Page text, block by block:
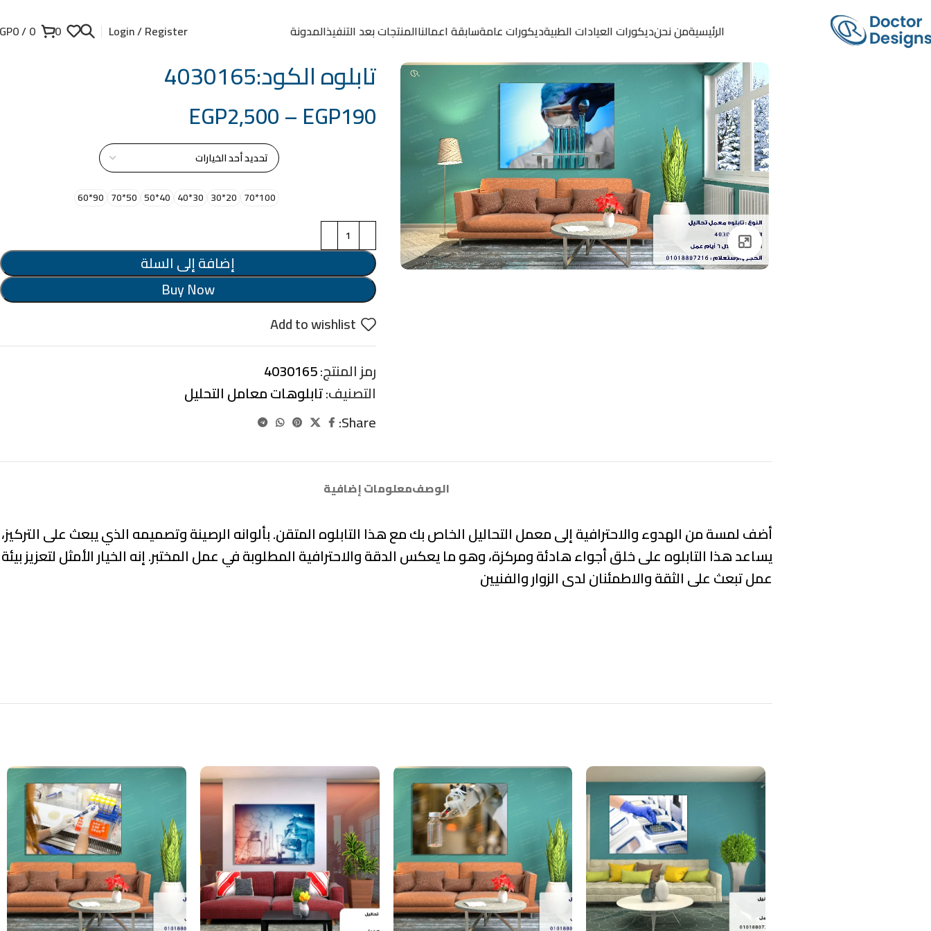
الرئيسيةمن نحنديكورات العيادات الطبيةديكورات عامةسابقة اعمالناالمنتجات بعد التنفيذالمدونة Login / Register
0
0
/
0
Click to enlarge
تابلوه الكود:4030165
EGP190
–
EGP2,500
100*70
20*30
30*40
40*50
50*70
90*60
إضافة إلى السلة
Buy Now
Add to wishlist
رمز المنتج:4030165
التصنيف:تابلوهات معامل التحليل
Share:
الوصفمعلومات إضافية
أضف لمسة من الهدوء والاحترافية إلى معمل التحاليل الخاص بك مع هذا التابلوه المتقن. بألوانه الرصينة وتصميمه الذي يبعث على التركيز،
يساعد هذا التابلوه على خلق أجواء هادئة ومركزة، وهو ما يعكس الدقة والاحترافية المطلوبة في عمل المختبر. إنه الخيار الأمثل لتعزيز بيئة
عمل تبعث على الثقة والاطمئنان لدى الزوار والفنيين